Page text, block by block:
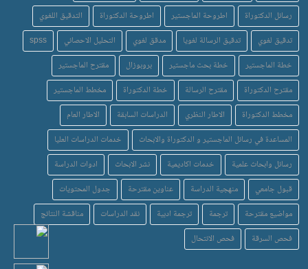
رسائل الدكتوراة
اطروحة الماجستير اطروحة الدكتوراة
التدقيق اللغوي
تدقيق لغوي
تدقيق الرسالة لغويا مدقق لغوي التحليل الاحصائي
spss
خطة الماجستير
خطة بحث ماجستير بروبوزال
مقترح الماجستير
مقترح الدكتوراة
مقترح الرسالة خطة الدكتوراة
مخطط الماجستير
مخطط الدكتوراة
الاطار النظري الدراسات السابقة
الاطار العام
المساعدة في رسائل الماجستير و الدكتوراة والابحاث
خدمات الدراسات العليا
رسائل وابحاث علمية
خدمات اكاديمية نشر الابحاث
ادوات الدراسة
قبول جامعي
منهجية الدراسة عناوين مقترحة
جدول المحتويات
مواضيع مقترحة
ترجمة ترجمة ادبية نقد الدراسات
مناقشة النتائج
فحص السرقة
فحص الانتحال